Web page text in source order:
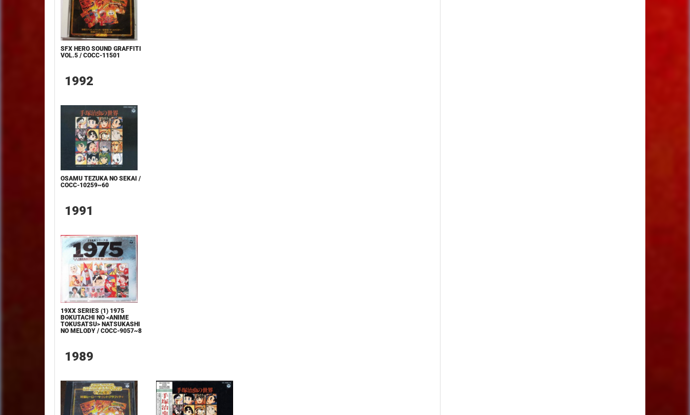
SFX HERO SOUND GRAFFITI
VOL.5 / COCC-11501
1992
OSAMU TEZUKA NO SEKAI /
COCC-10259~60
1991
19XX SERIES (1) 1975
BOKUTACHI NO <ANIME
TOKUSATSU> NATSUKASHI
NO MELODY / COCC-9057~8
1989